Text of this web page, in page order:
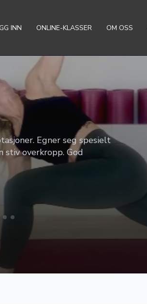
INN ONLINE-KLASSER OM OSS
Egner seg spesielt
stiv overkropp. God